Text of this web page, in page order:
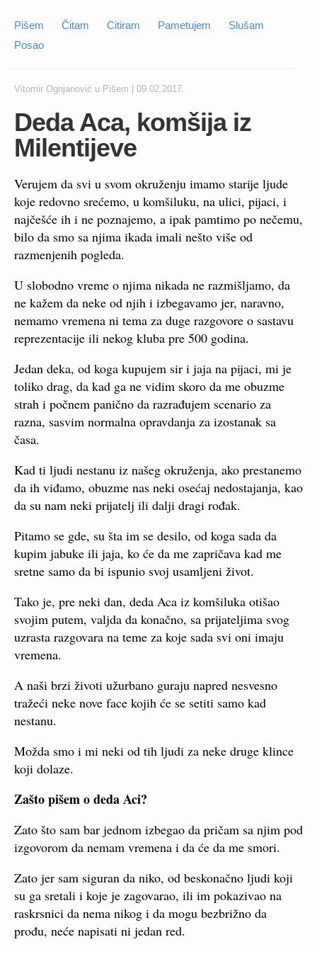
Pišem Čitam Citiram Pametujem
Slušam
Posao
Vitomir Ognjanović u Pišem 09.02.2017.
Deda Aca, komšija iz
Milentijeve
Verujem da svi u svom okruženju imamo starije ljude
koje redovno srećemo, u komšiluku, na ulici, pijaci, i
najčešće ih i ne poznajemo, a ipak pamtimo po nečemu,
bilo da smo sa njima ikada imali nešto više od
razmenjenih pogleda.
U slobodno vreme o njima nikada ne razmišljamo, da
ne kažem da neke od njih i izbegavamo jer, naravno,
nemamo vremena ni tema za duge razgovore o sastavu
reprezentacije ili nekog kluba pre 500 godina.
Jedan deka, od koga kupujem sir i jaja na pijaci, mi je
toliko drag, da kad ga ne vidim skoro da me obuzme
strah i počnem panično da razrađujem scenario za
razna, sasvim normalna opravdanja za izostanak sa
časa.
Kad ti ljudi nestanu iz našeg okruženja, ako prestanemo
da ih viđamo, obuzme nas neki osećaj nedostajanja, kao
da su nam neki prijatelj ili dalji dragi rođak.
Pitamo se gde, su šta im se desilo, od koga sada da
kupim jabuke ili jaja, ko će da me zapričava kad me
sretne samo da bi ispunio svoj usamljeni život.
Tako je, pre neki dan, deda Aca iz komšiluka otišao
svojim putem, valjda da konačno, sa prijateljima svog
uzrasta razgovara na teme za koje sada svi oni imaju
vremena.
A naši brzi životi užurbano guraju napred nesvesno
tražeći neke nove face kojih će se setiti samo kad
nestanu.
Možda smo i mi neki od tih ljudi za neke druge klince
koji dolaze.
Zašto pišem o deda Aci?
Zato što sam bar jednom izbegao da pričam sa njim pod
izgovorom da nemam vremena i da će da me smori.
Zato jer sam siguran da niko, od beskonačno ljudi koji
su ga sretali i koje je zagovarao, ili im pokazivao na
raskrsnici da nema nikog i da mogu bezbrižno da
prođu, neće napisati ni jedan red.